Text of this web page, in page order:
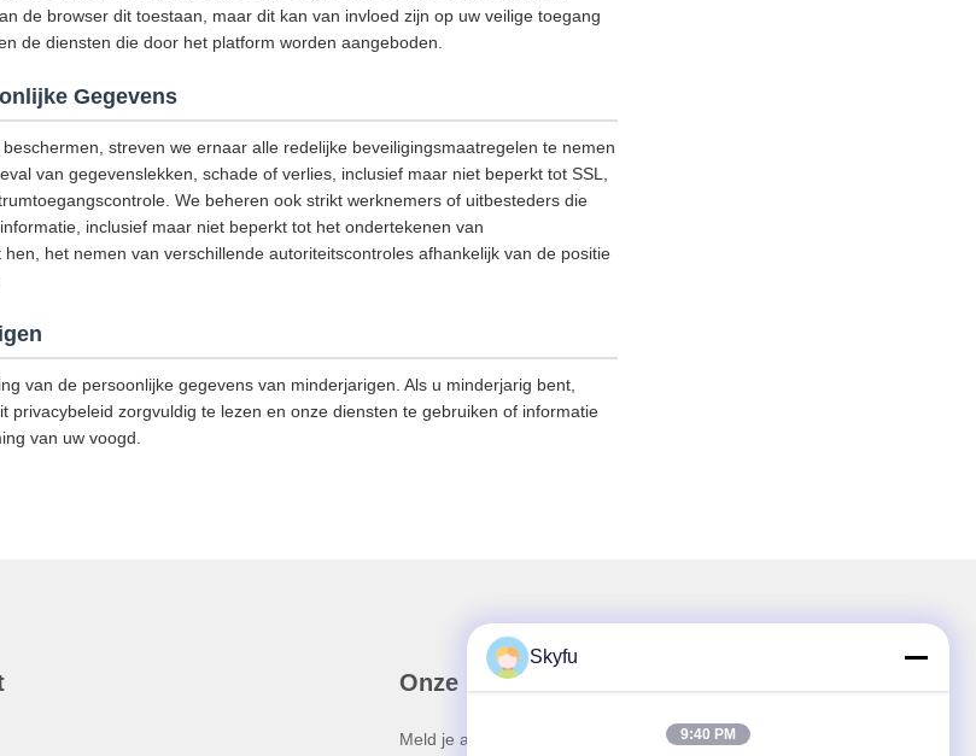
de browser dit toestaan, maar dit kan van invloed zijn op uw veilige toegang
de diensten die door het platform worden aangeboden.
Gegevens
streven we ernaar alle redelijke beveiligingsmaatregelen te nemen
van gegevenslekken, schade of verlies, inclusief maar niet beperkt tot SSL,
We beheren ook strikt werknemers of uitbesteders die
inclusief maar niet beperkt tot het ondertekenen van
het nemen van verschillende autoriteitscontroles afhankelijk van de positie
van de persoonlijke gegevens van minderjarigen. Als u minderjarig bent,
privacybeleid zorgvuldig te lezen en onze diensten te gebruiken of informatie
van uw voogd.
Onze Nieuwsbrief
Meld je aan voor onze nieuwsbrief voor kortingen en
Skyfu
9:40 PM